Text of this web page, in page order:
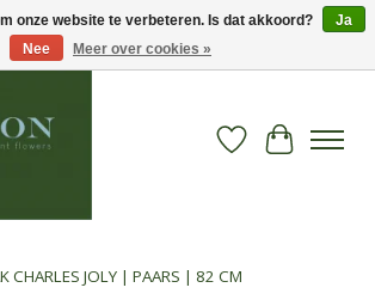
Verlanglijst
CHARLES JOLY | PAARS | 82 CM
onze website te verbeteren. Is dat akkoord?
Ja
Nee
Meer over cookies »